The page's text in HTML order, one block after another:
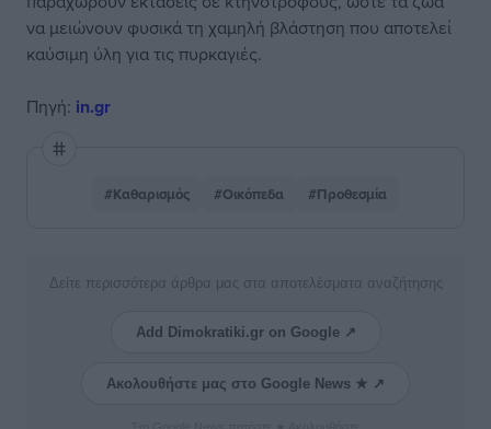
να μειώνουν φυσικά τη χαμηλή βλάστηση που αποτελεί
καύσιμη ύλη για τις πυρκαγιές.
Πηγή: in.gr
#Καθαρισμός #Οικόπεδα #Προθεσμία
Δείτε περισσότερα άρθρα μας στα αποτελέσματα αναζήτησης
Add Dimokratiki.gr on Google ↗
Ακολουθήστε μας στο Google News ★ ↗